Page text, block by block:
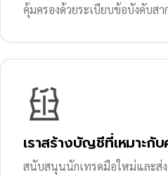
คุ้มครองด้วยระเบียบข้อบังคับสา
เราสร้างบัญชีที่เหมาะกั
สนับสนุนนักเทรดมือใหม่และส่ง